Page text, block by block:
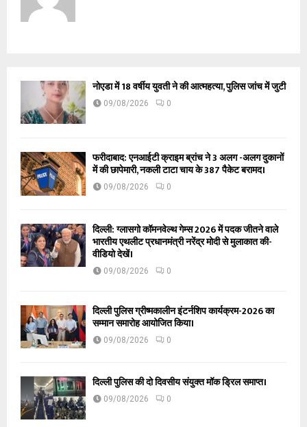
नोएडा में 18 वर्षीय युवती ने की आत्महत्या, पुलिस जांच में जुटी
09/08/2026 0
फरीदाबाद: एनआईटी क्राइम ब्रांच ने 3 अलग -अलग दुकानों
में की छापेमारी, नकली टाटा चाय के 387 पैकेट बरामद।
09/08/2026 0
दिल्ली: ग्लासगो कॉमनवेल्थ गेम्स 2026 में पदक जीतने वाले
भारतीय एथलीट प्रधानमंत्री नरेंद्र मोदी से मुलाकात की-
वीडियो देखें।
09/08/2026 0
दिल्ली पुलिस ग्रीष्मकालीन इंटर्नशिप कार्यक्रम-2026 का
सम्मान समारोह आयोजित किया।
09/08/2026 0
दिल्ली पुलिस की दो दिवसीय संयुक्त मॉक ड्रिल समाप्त।
09/08/2026 0